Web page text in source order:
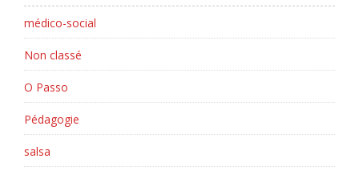
médico-social
Non classé
O Passo
Pédagogie
salsa